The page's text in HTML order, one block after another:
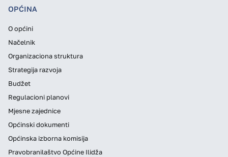
OPĆINA
O općini
Načelnik
Organizaciona struktura
Strategija razvoja
Budžet
Regulacioni planovi
Mjesne zajednice
Općinski dokumenti
Općinska izborna komisija
Pravobranilaštvo Općine Ilidža